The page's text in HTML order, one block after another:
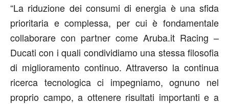
“La riduzione dei consumi di energia è una sfida
prioritaria e complessa, per cui è fondamentale
collaborare con partner come Aruba.it Racing –
Ducati con i quali condividiamo una stessa filosofia
di miglioramento continuo. Attraverso la continua
ricerca tecnologica ci impegniamo, ognuno nel
proprio campo, a ottenere risultati importanti e a